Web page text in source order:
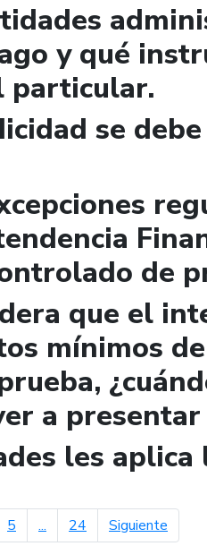
y qué
particular.
se
de
que el
mínimos
a
les aplica
5 ... 24 Siguiente